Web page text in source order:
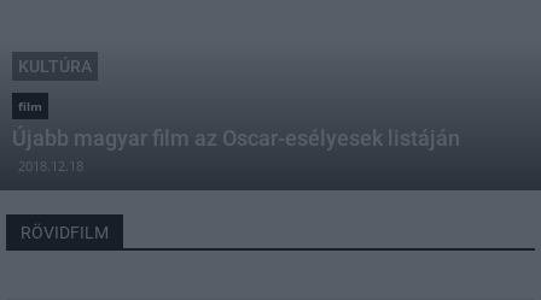
KULTÚRA
film
Újabb magyar film az Oscar-esélyesek listáján
2018.12.18
RÖVIDFILM